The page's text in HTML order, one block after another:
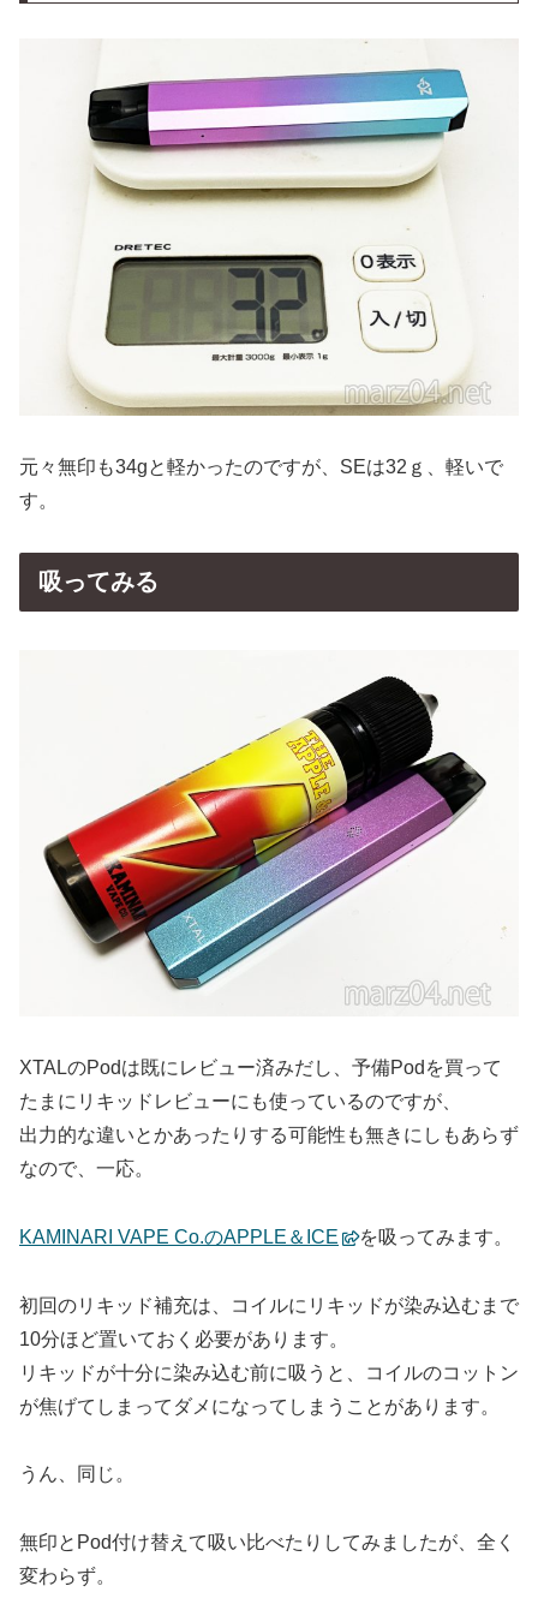
元々無印も34gと軽かったのですが、SEは32ｇ、軽いで
す。
吸ってみる
XTALのPodは既にレビュー済みだし、予備Podを買って
たまにリキッドレビューにも使っているのですが、
出力的な違いとかあったりする可能性も無きにしもあらず
なので、一応。
KAMINARI VAPE Co.のAPPLE＆ICE を吸ってみます。
初回のリキッド補充は、コイルにリキッドが染み込むまで
10分ほど置いておく必要があります。
リキッドが十分に染み込む前に吸うと、コイルのコットン
が焦げてしまってダメになってしまうことがあります。
うん、同じ。
無印とPod付け替えて吸い比べたりしてみましたが、全く
変わらず。